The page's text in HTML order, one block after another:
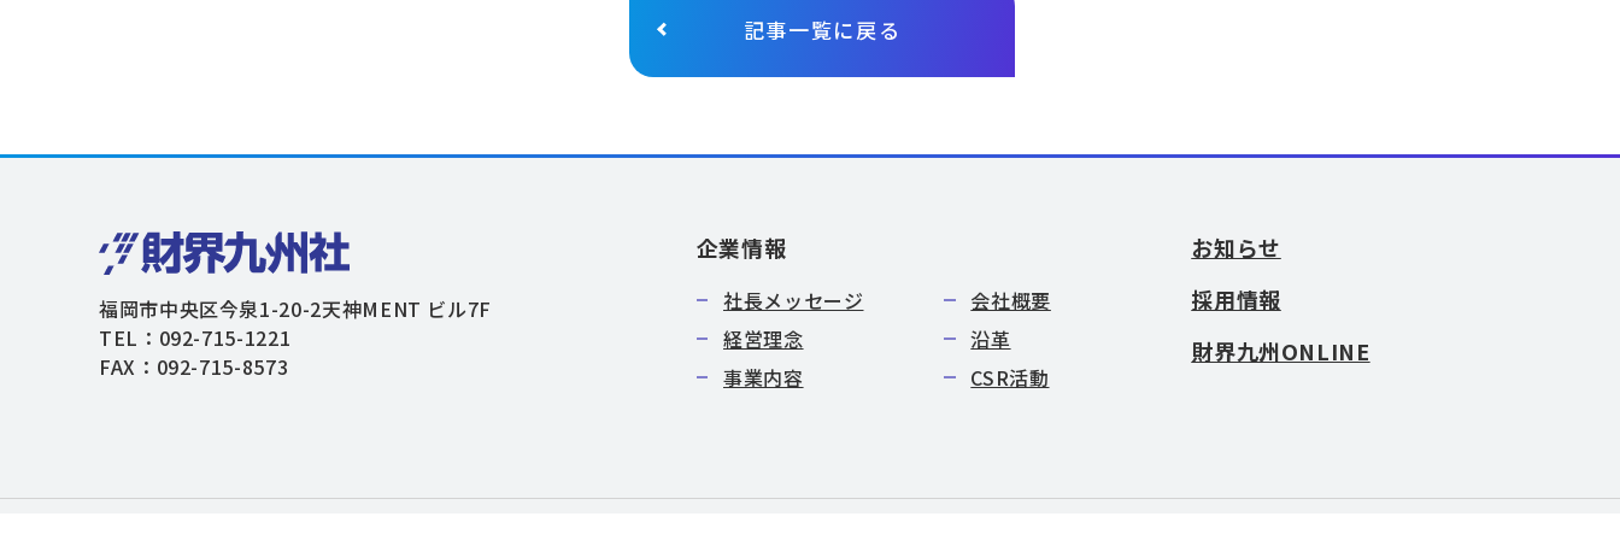
記事一覧に戻る
福岡市中央区今泉1-20-2天神MENT ビル7F
TEL：092-715-1221
FAX：092-715-8573
企業情報
社長メッセージ
会社概要
経営理念
沿革
事業内容
CSR活動
お知らせ
採用情報
財界九州ONLINE